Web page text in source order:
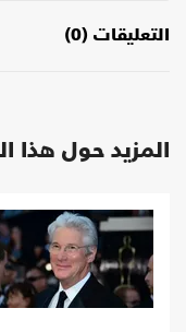
التعليقات (0)
المزيد حول هذا